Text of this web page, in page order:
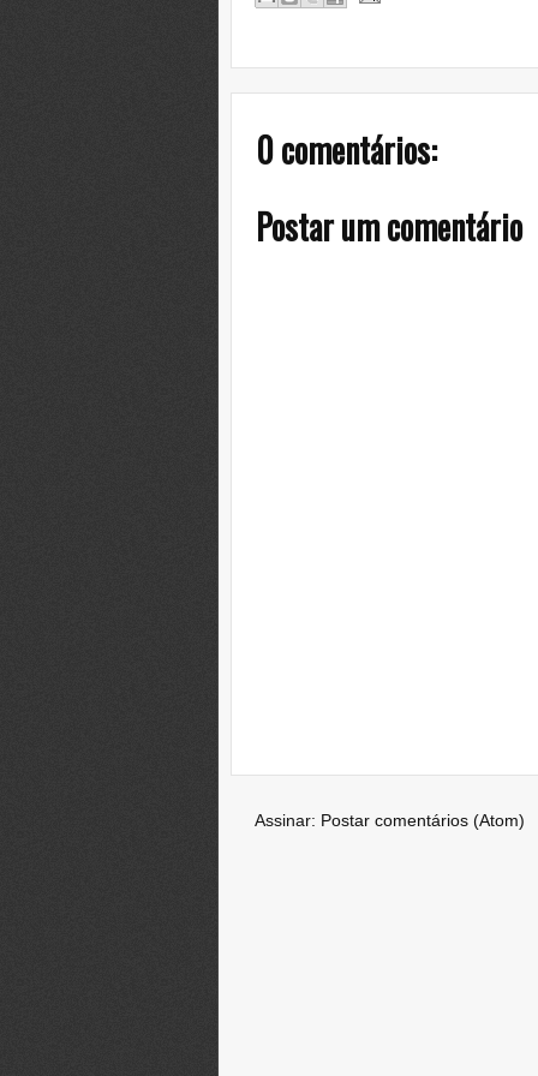
0 comentários:
Postar um comentário
Assinar: Postar comentários (Atom)